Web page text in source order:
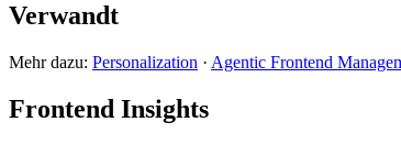
Verwandt
Mehr dazu: Personalization · Agentic Frontend
Frontend Insights